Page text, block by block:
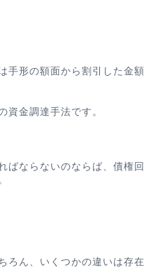
手形の額面から割引した金
資金調達手法です。
ばならないのならば、債権
ろん、いくつかの違いは存